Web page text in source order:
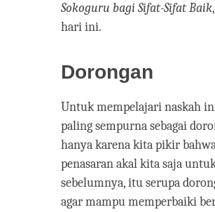
Sokoguru bagi Sifat-Sifat Baik
hari ini.
Dorongan
Untuk mempelajari naskah
paling sempurna sebagai
hanya karena kita pikir
penasaran akal kita saja
sebelumnya, itu serupa
agar mampu memperbaiki